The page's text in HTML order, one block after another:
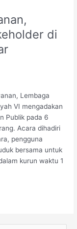
di
Lembaga
VI mengadakan
Publik pada 6
Acara dihadiri
pengguna
bersama untuk
kurun waktu 1